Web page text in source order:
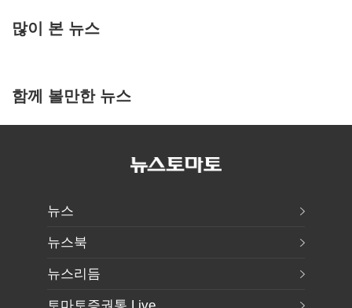
많이 본 뉴스
함께 볼만한 뉴스
뉴스
뉴스북
뉴스리듬